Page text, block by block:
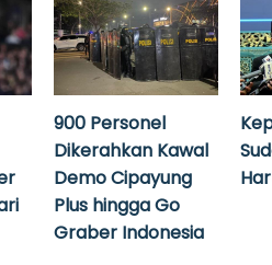
900 Personel
Dikerahkan Kawal
Demo Cipayung
Plus hingga Go
Graber Indonesia